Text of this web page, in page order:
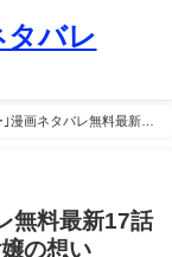
タバレ
漫画ネタバレ無料最新17
無料最新17話
の想い